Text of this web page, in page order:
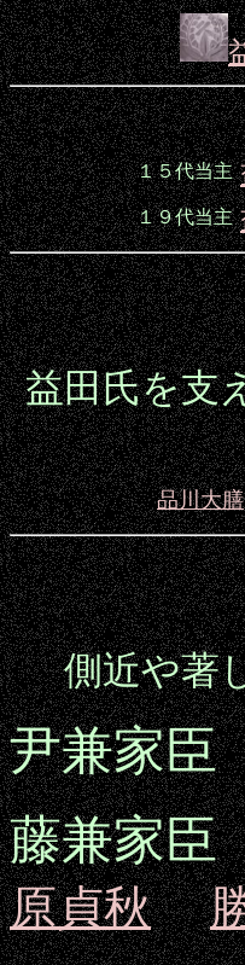
１５代当主
１９代当主
益田氏を支
品川大膳
側近や著
尹兼家
藤兼家
原貞秋